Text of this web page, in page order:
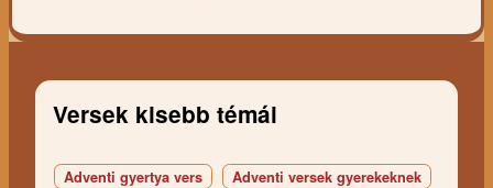
Versek kisebb témái
Adventi gyertya vers
Adventi versek gyerekeknek